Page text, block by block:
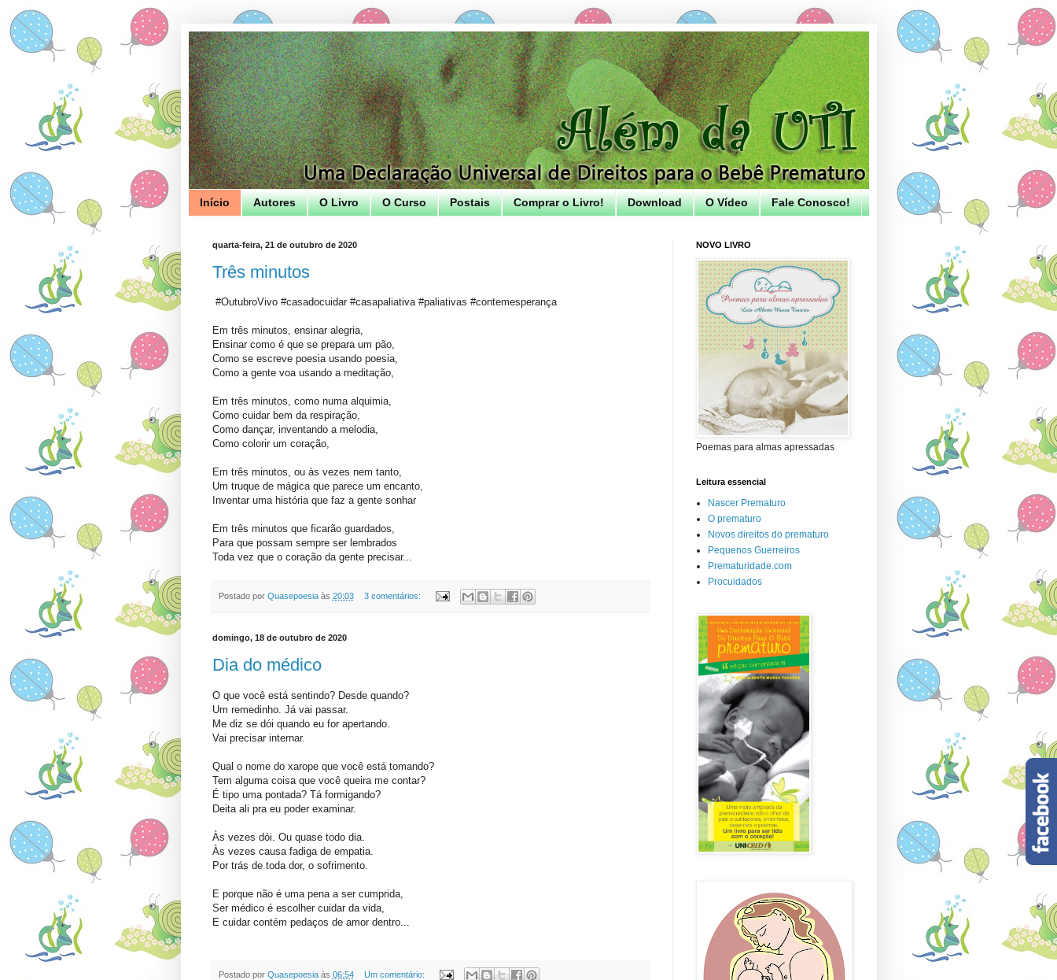
Início Autores O Livro O Curso Postais Comprar o Livro! Download O Vídeo Fale Conosco!
quarta-feira, 21 de outubro de 2020
Três minutos
#OutubroVivo #casadocuidar #casapaliativa #paliativas #contemesperança
Em três minutos, ensinar alegria,
Ensinar como é que se prepara um pão,
Como se escreve poesia usando poesia,
Como a gente voa usando a meditação,
Em três minutos, como numa alquimia,
Como cuidar bem da respiração,
Como dançar, inventando a melodia,
Como colorir um coração,
Em três minutos, ou às vezes nem tanto,
Um truque de mágica que parece um encanto,
Inventar uma história que faz a gente sonhar
Em três minutos que ficarão guardados,
Para que possam sempre ser lembrados
Toda vez que o coração da gente precisar...
Postado por Quasepoesia às 20:03 3 comentários:
domingo, 18 de outubro de 2020
Dia do médico
O que você está sentindo? Desde quando?
Um remedinho. Já vai passar.
Me diz se dói quando eu for apertando.
Vai precisar internar.
Qual o nome do xarope que você está tomando?
Tem alguma coisa que você queira me contar?
É tipo uma pontada? Tá formigando?
Deita ali pra eu poder examinar.
Às vezes dói. Ou quase todo dia.
Às vezes causa fadiga de empatia.
Por trás de toda dor, o sofrimento.
E porque não é uma pena a ser cumprida,
Ser médico é escolher cuidar da vida,
E cuidar contém pedaços de amor dentro...
Postado por Quasepoesia às 06:54 Um comentário:
NOVO LIVRO
Poemas para almas apressadas
Leitura essencial
Nascer Prematuro
O prematuro
Novos direitos do prematuro
Pequenos Guerreiros
Prematuridade.com
Procuidados